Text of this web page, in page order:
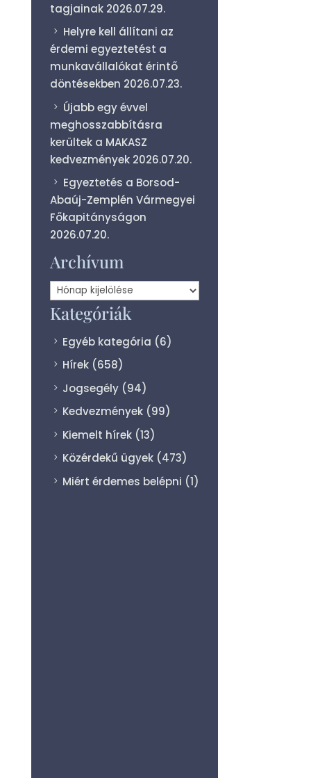
tagjainak 2026.07.29.
Helyre kell állítani az
érdemi egyeztetést a
munkavállalókat érintő
döntésekben 2026.07.23.
Újabb egy évvel
meghosszabbításra
kerültek a MAKASZ
kedvezmények 2026.07.20.
Egyeztetés a Borsod-
Abaúj-Zemplén Vármegyei
Főkapitányságon
2026.07.20.
Archívum
Archívum
Kategóriák
Egyéb kategória (6)
Hírek(658)
Jogsegély(94)
Kedvezmények(99)
Kiemelt hírek(13)
Közérdekű ügyek(473)
Miért érdemes belépni (1)